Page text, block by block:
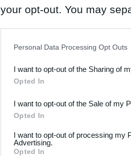
your opt-out. You may
Downstream Participants
third parties.
Personal Data Processing Opt Outs
I want to opt-out of the Sharing of
Opted In
I want to opt-out of the Sale of my
Opted In
I want to opt-out of processing my
Advertising.
Opted In